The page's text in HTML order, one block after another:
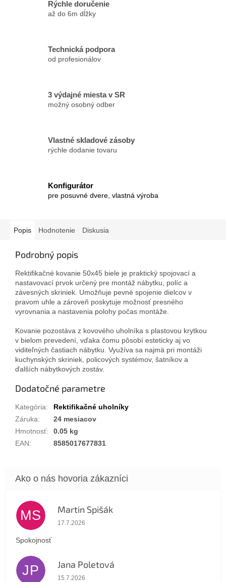
Rýchle doručenie
až do 6m dĺžky
Technická podpora
od profesionálov
3 výdajné miesta v SR
možný osobný odber
Vlastné skladové zásoby
rýchle dodanie tovaru
Konfigurátor
pre posuvné dvere, vlastná výroba
Popis Hodnotenie Diskusia
Podrobný popis
Rektifikačné kovanie 50x45 biele je praktický spojovací a
nastavovací prvok určený pre montáž nábytku, políc a
závesných skriniek. Umožňuje pevné spojenie dielcov v
pravom uhle a zároveň poskytuje možnosť presného
vyrovnania a nastavenia polohy počas montáže.
Kovanie pozostáva z kovového uholníka s plastovou krytkou
v bielom prevedení, vďaka čomu pôsobí esteticky aj vo
viditeľných častiach nábytku. Využíva sa najmä pri montáži
kuchynských skriniek, policových systémov, šatníkov a
ďalších nábytkových zostáv.
Dodatočné parametre
Kategória:
Rektifikačné uholníky
Záruka:
24 mesiacov
Hmotnosť:
0.05 kg
EAN: 8585017677831
MS Martin Spišák
Hodnotenie obchodu je 5 z 5 hviezdičiek.
17.7.2026
Spokojnosť
JP Jana Poletová
Hodnotenie obchodu je 5 z 5 hviezdičiek.
15.7.2026